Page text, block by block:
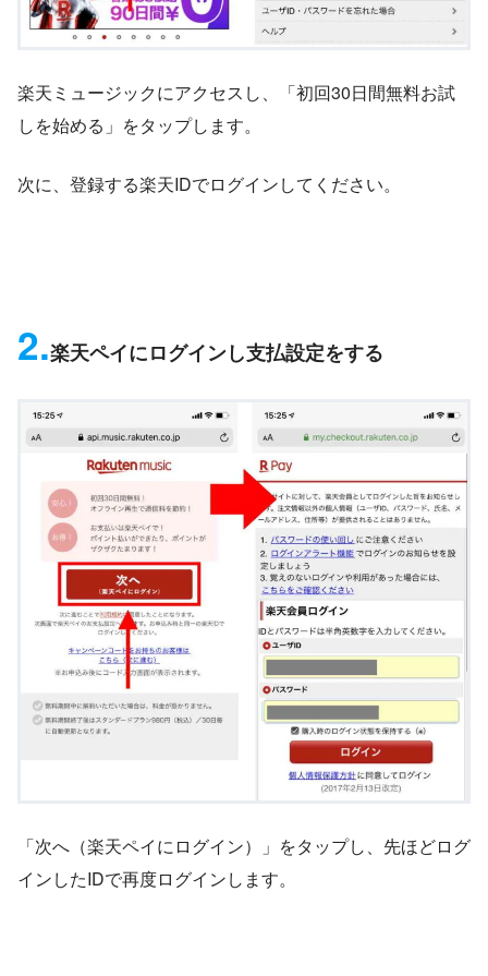
楽天ミュージックにアクセスし、「初回30日間無料お試
しを始める」をタップします。
次に、登録する楽天IDでログインしてください。
2.楽天ペイにログインし支払設定をする
「次へ（楽天ペイにログイン）」をタップし、先ほどログ
インしたIDで再度ログインします。